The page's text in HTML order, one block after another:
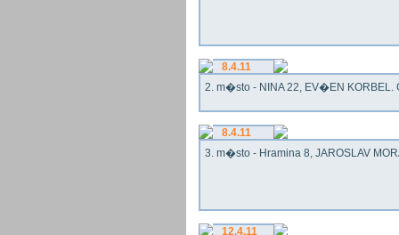
8.4.11
2. m�sto - NINA 22, EV�EN KORBEL.
8.4.11
3. m�sto - Hramina 8, JAROSLAV
12.4.11